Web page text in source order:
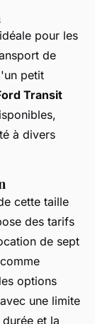
pour les
de
petit
Transit
à divers
cette taille
des tarifs
de sept
options
avec une limite
et la